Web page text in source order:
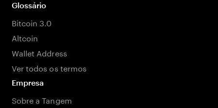
Glossário
Bitcoin 3.0
Altcoin
Wallet Address
Ver todos os termos
Empresa
Sobre a Tangem